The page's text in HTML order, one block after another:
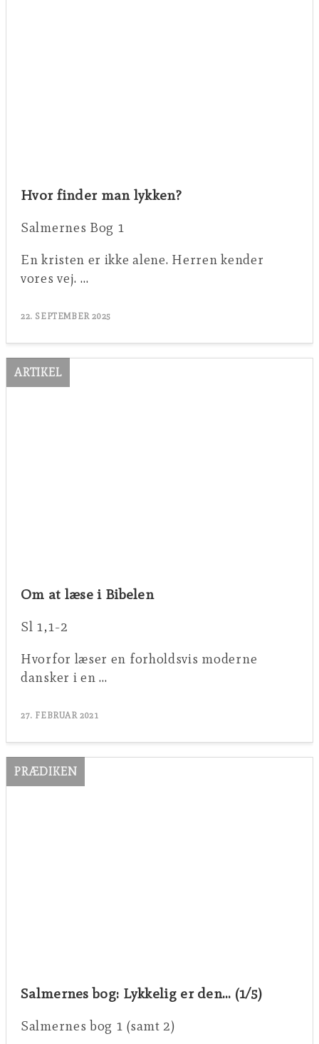
Hvor finder man lykken?
Salmernes Bog 1
En kristen er ikke alene. Herren kender
vores vej. …
22. SEPTEMBER 2025
ARTIKEL
Om at læse i Bibelen
Sl 1,1-2
Hvorfor læser en forholdsvis moderne
dansker i en …
27. FEBRUAR 2021
PRÆDIKEN
Salmernes bog: Lykkelig er den… (1/5)
Salmernes bog 1 (samt 2)